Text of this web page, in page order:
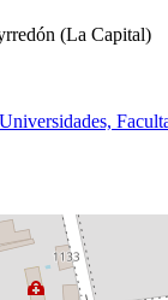
(La Capital)
Universidades,